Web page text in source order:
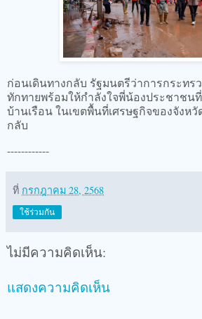
ก่อนเดินทางกลับ รัฐมนตรีว่าการกระทร
ทักทายพร้อมให้กำลังใจพี่น้องประชาชน
บ้านเรือน ในเขตพื้นที่เศรษฐกิจของจังห
กลับ
------------
ที่ กรกฎาคม 28, 2568
ใช้ร่วมกัน
ไม่มีความคิดเห็น:
แสดงความคิดเห็น